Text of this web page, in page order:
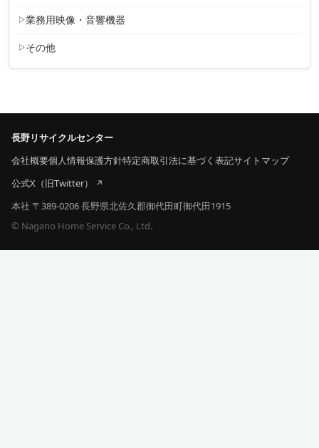
業務用映像・音響機器
その他
長野リサイクルセンター
会社概要個人情報保護方針特定商取引法に基づく表記サイトマップ
公式X（旧Twitter）
本社 〒389-0206 長野県北佐久郡御代田町御代田1915
© Nagano Home Service Co., Ltd.